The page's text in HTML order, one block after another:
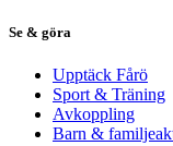
Se & göra
Upptäck Fårö
Sport & Träning
Avkoppling
Barn &